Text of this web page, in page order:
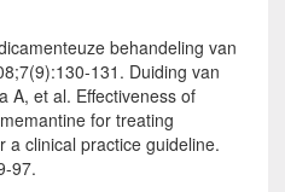
behandeling van
131. Duiding van
A, et al. Effectiveness of
for treating
a clinical practice guideline.
97.